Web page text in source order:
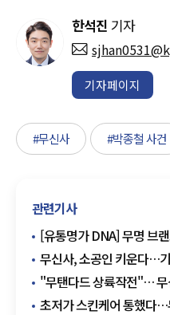
한석진 기자
기자페이지
#무신사 #박종철 사건
관련기사
[유통명가 DNA] 무명 브
플랫폼 혁명
무신사, 소공인 키운다…
지원
"무탠다드 상륙작전"… 무
호남권 첫 진출
초저가 스킨케어 통했다